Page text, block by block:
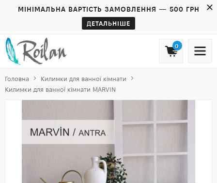
МІНІМАЛЬНА ВАРТІСТЬ ЗАМОВЛЕННЯ — 500 ГРН
ДЕТАЛЬНІШЕ
0
Головна
Килимки для ванної кімнати
Килимки для ванної кімнати MARVIN